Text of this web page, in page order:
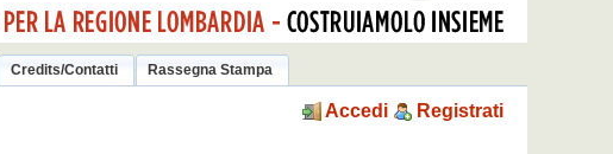
Credits/Contatti Rassegna Stampa
Accedi Registrati